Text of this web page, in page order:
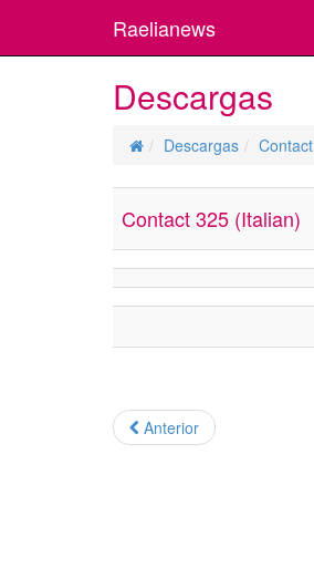
Raelianews
Descargas
Descargas Contact
Contact 325 (Italian)
Anterior